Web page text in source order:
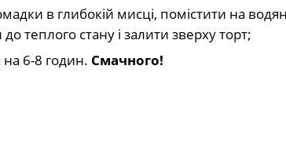
в глибокій мисці, помістити на
теплого стану і залити зверху торт;
6-8 годин. Смачного!